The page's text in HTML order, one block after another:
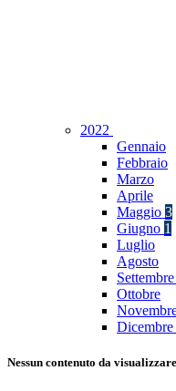
2022
Gennaio
Febbraio
Marzo
Aprile
Maggio 3
Giugno 1
Luglio
Agosto
Settembre
Ottobre
Dicembre
Nessun contenuto da visualizzare